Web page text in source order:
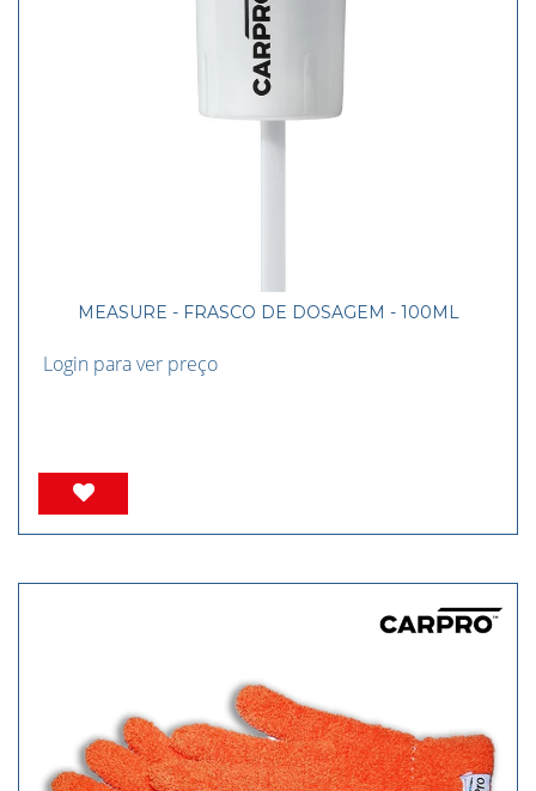
MEASURE - FRASCO DE DOSAGEM - 100ML
Login para ver preço